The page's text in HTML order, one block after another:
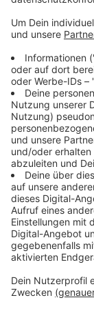
Anzeige
Laut einem
Einsatzkräfte
Halle zu
haben zu
niemand, die
vorsätzlicher
wurde vor Ort
Verdächtige
Anzeige